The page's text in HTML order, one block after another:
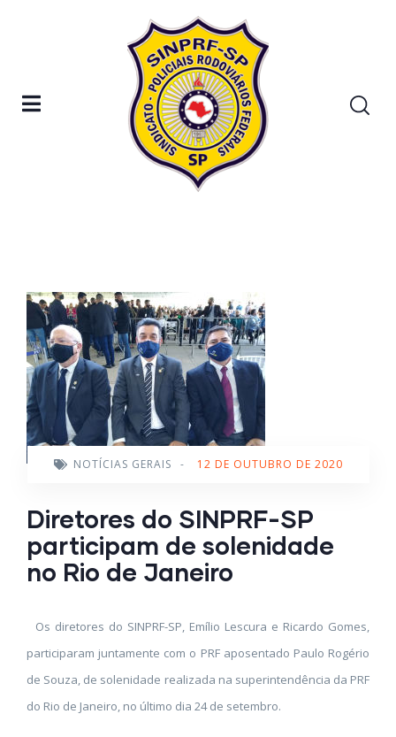
NOTÍCIAS GERAIS - 12 DE OUTUBRO DE 2020
Diretores do SINPRF-SP
participam de solenidade
no Rio de Janeiro
Os diretores do SINPRF-SP, Emílio Lescura e Ricardo Gomes,
participaram juntamente com o PRF aposentado Paulo Rogério
de Souza, de solenidade realizada na superintendência da PRF
do Rio de Janeiro, no último dia 24 de setembro.